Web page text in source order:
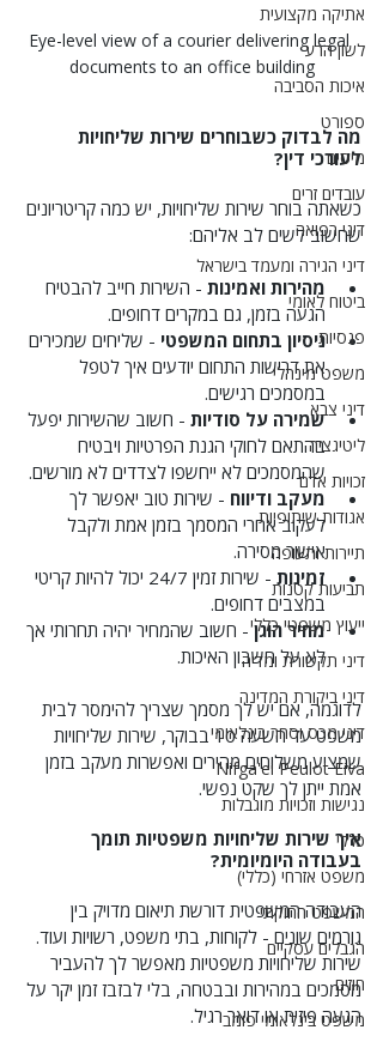
אתיקה מקצועית
לשון הרע
איכות הסביבה
ספורט
מיסים
עובדים זרים
דיני רפואה
דיני הגירה ומעמד בישראל
ביטוח לאומי
פנסיות
משפט מינהלי
דיני צבא
ליטיגציה
זכויות אדם
אגודות שיתופיות
תיירות ותעופה
תביעות קטנות
ייעוץ משפטי כללי
דיני תקשורת ומדיה
דיני ביקורת המדינה
דיני מכס וסחר בינלאומי
Nifga'ei Peulot Eiva
נגישות וזכויות מוגבלות
כללי
משפט אזרחי (כללי)
המשפט החוקתי
הגבלים עסקיים
חוזים
משפט בינלאומי פומבי
Eye-level view of a courier delivering legal
documents to an office building
מה לבדוק כשבוחרים שירות שליחויות
לעורכי דין?
כשאתה בוחר שירות שליחויות, יש כמה קריטריונים
שחשוב לשים לב אליהם:
מהירות ואמינות - השירות חייב להבטיח
הגעה בזמן, גם במקרים דחופים.
ניסיון בתחום המשפטי - שליחים שמכירים
את דרישות התחום יודעים איך לטפל
במסמכים רגישים.
שמירה על סודיות - חשוב שהשירות יפעל
בהתאם לחוקי הגנת הפרטיות ויבטיח
שהמסמכים לא ייחשפו לצדדים לא מורשים.
מעקב ודיווח - שירות טוב יאפשר לך
לעקוב אחרי המסמך בזמן אמת ולקבל
אישור מסירה.
זמינות
- שירות זמין 24/7 יכול להיות קריטי
במצבים דחופים.
מחיר הוגן - חשוב שהמחיר יהיה תחרותי אך
לא על חשבון האיכות.
לדוגמה, אם יש לך מסמך שצריך להימסר לבית
משפט עד השעה 10 בבוקר, שירות שליחויות
שמציע משלוחים מהירים ואפשרות מעקב בזמן
אמת ייתן לך שקט נפשי.
איך שירות שליחויות משפטיות תומך
בעבודה היומיומית?
העבודה המשפטית דורשת תיאום מדויק בין
גורמים שונים - לקוחות, בתי משפט, רשויות ועוד.
שירות שליחויות משפטיות מאפשר לך להעביר
מסמכים במהירות ובבטחה, בלי לבזבז זמן יקר על
הגעה פיזית או דואר רגיל.